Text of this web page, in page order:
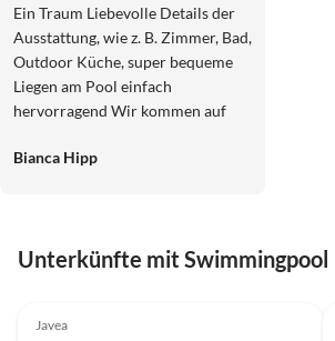
Ein Traum Liebevolle Details der
Ausstattung, wie z. B. Zimmer, Bad,
Outdoor Küche, super bequeme
Liegen am Pool einfach
hervorragend Wir kommen auf
Dank für alles
Bianca Hipp
Unterkünfte mit Swimmingpool
Javea